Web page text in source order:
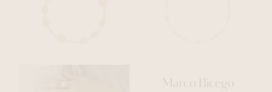
Marco Bicego